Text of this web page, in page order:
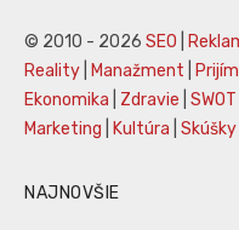
© 2010 - 2026 SEO
Reality
Manažment
Ekonomika
Zdravie SWOT
Marketing
Kultúra Skúšky
NAJNOVŠIE